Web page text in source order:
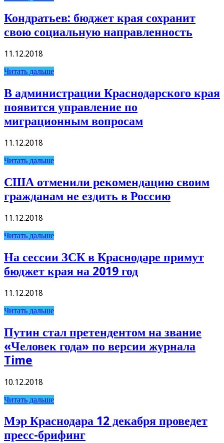
Кондратьев: бюджет края сохранит
свою социальную направленность
11.12.2018
Читать дальше
В администрации Краснодарского края
появится управление по
миграционным вопросам
11.12.2018
Читать дальше
США отменили рекомендацию своим
гражданам не ездить в Россию
11.12.2018
Читать дальше
На сессии ЗСК в Краснодаре примут
бюджет края на 2019 год
11.12.2018
Читать дальше
Путин стал претендентом на звание
«Человек года» по версии журнала
Time
10.12.2018
Читать дальше
Мэр Краснодара 12 декабря проведет
пресс-брифинг